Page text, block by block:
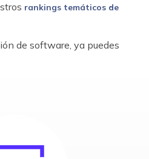
rankings temáticos de
de software, ya puedes